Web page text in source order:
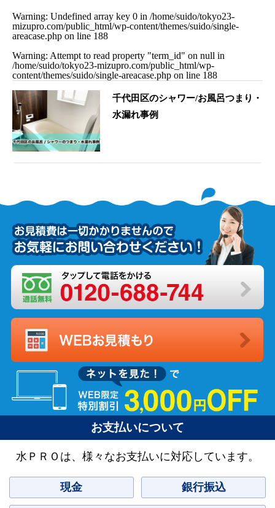
Warning: Undefined array key 0 in /home/suido/tokyo23-
mizupro.com/public_html/wp-content/themes/suido/single-
areacase.php on line 188
Warning: Attempt to read property "term_id" on null in
/home/suido/tokyo23-mizupro.com/public_html/wp-
content/themes/suido/single-areacase.php on line 188
千代田区のシャワー/お風呂つまり・
水漏れ事例
お支払いについて
水ＰＲＯは、様々なお支払いに対応しています。
現金 銀行振込